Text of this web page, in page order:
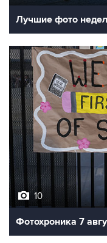
Лучшие фото
10
Фотохроника 7